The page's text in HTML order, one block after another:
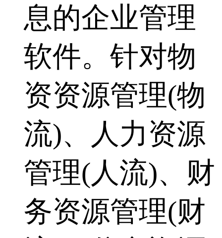
息的企业管理
软件。针对物
资资源管理(物
流)、人力资源
管理(人流)、财
务资源管理(财